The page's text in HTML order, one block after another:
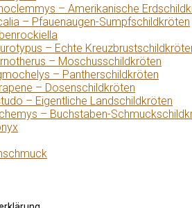
– Amerikanische
– Pfauenaugen-Sumpfschildkröten
– Echte
– Moschusschildkröten
– Pantherschildkröten
– Dosenschildkröten
– Eigentliche Landschildkröten
– Buchstaben-